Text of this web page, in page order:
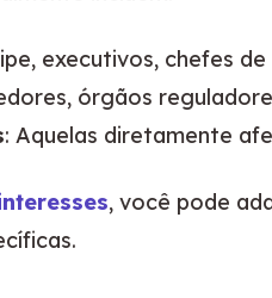
executivos, chefes
órgãos
: Aquelas diretamente
, você pode